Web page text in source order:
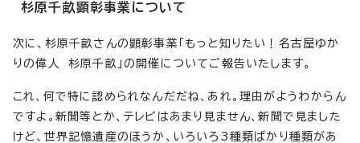
杉原千畝顕彰事業について
次に、杉原千畝さんの顕彰事業「もっと知りたい！名古屋ゆか
りの偉人 杉原千畝」の開催についてご報告いたします。
これ、何で特に認められなんだだね、あれ。理由がようわからん
ですよ。新聞等とか、テレビはあまり見ません、新聞で見ました
けど、世界記憶遺産のほうか、いろいろ3種類ばかり種類があ